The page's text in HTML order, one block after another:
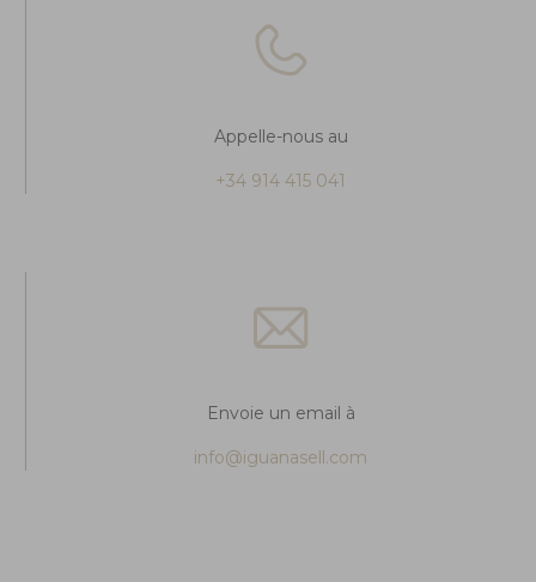
Appelle-nous au
+34 914 415 041
Envoie un email à
info@iguanasell.com